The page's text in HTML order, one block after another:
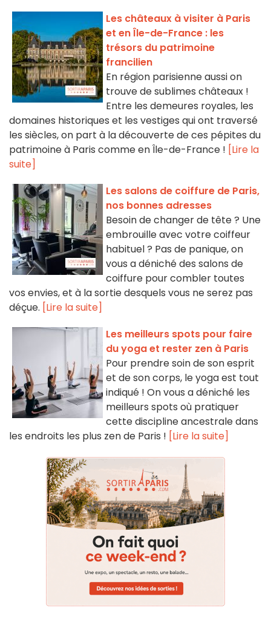
Les châteaux à visiter à Paris
et en Île-de-France : les
trésors du patrimoine
francilien
En région parisienne aussi on
trouve de sublimes châteaux !
Entre les demeures royales, les
domaines historiques et les vestiges qui ont traversé
les siècles, on part à la découverte de ces pépites du
patrimoine à Paris comme en Île-de-France ! [Lire la
suite]
Les salons de coiffure de Paris,
nos bonnes adresses
Besoin de changer de tête ? Une
embrouille avec votre coiffeur
habituel ? Pas de panique, on
vous a déniché des salons de
coiffure pour combler toutes
vos envies, et à la sortie desquels vous ne serez pas
déçue. [Lire la suite]
Les meilleurs spots pour faire
du yoga et rester zen à Paris
Pour prendre soin de son esprit
et de son corps, le yoga est tout
indiqué ! On vous a déniché les
meilleurs spots où pratiquer
cette discipline ancestrale dans
les endroits les plus zen de Paris ! [Lire la suite]